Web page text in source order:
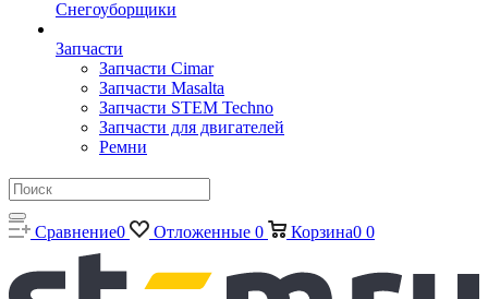
Снегоуборщики
Запчасти
Запчасти Cimar
Запчасти Masalta
Запчасти STEM Techno
Запчасти для двигателей
Ремни
Сравнение0 Отложенные 0 Корзина0 0